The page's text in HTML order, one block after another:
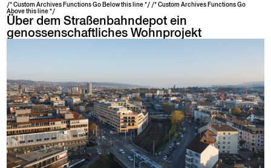
/* Custom Archives Functions Go Below this line */ /* Custom Archives Functions Go
Above this line */
Über dem Straßenbahndepot ein
genossenschaftliches Wohnprojekt